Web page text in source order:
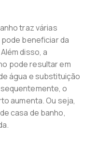
traz várias
beneficiar da
disso, a
pode resultar em
água e substituição
o
aumenta. Ou seja,
casa de banho,